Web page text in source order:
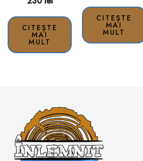
CITEȘTE
MAI
MULT
CITEȘTE
MAI
MULT